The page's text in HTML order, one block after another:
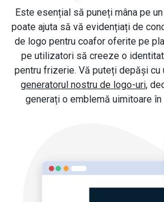
Este esențial să puneți mâna pe
poate ajuta să vă evidențiați de
de logo pentru coafor oferite pe
pe utilizatori să creeze o
pentru frizerie. Vă puteți depăși cu
generatorul nostru de logo-uri,
generați o emblemă uimitoare în